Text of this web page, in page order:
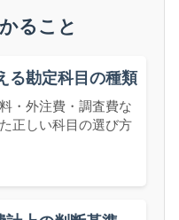
ること
る勘定科目の種類
・外注費・調査費な
正しい科目の選び方